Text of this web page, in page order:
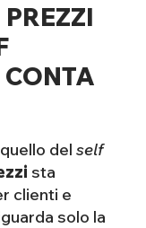
CONTA
del self
sta
clienti e
solo la